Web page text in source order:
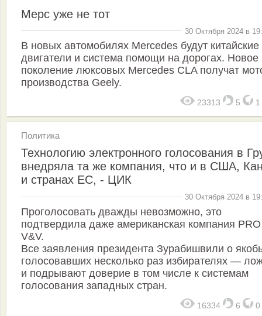
Мерс уже не тот
30 Октября 2024 в
В новых автомобилях Mercedes будут китайские
двигатели и система помощи на дорогах. Новое
поколение люксовых Mercedes CLA получат
производства Geely.
23313 5 1
Политика
Технологию электронного голосования в
внедряла та же компания, что и в США,
и странах ЕС, - ЦИК
30 Октября 2024 в
Проголосовать дважды невозможно, это
подтвердила даже американская компания PRO
V&V.
Все заявления президента Зурабишвили о
голосовавших несколько раз избирателях —
и подрывают доверие в том числе к системам
голосования западных стран.
16334 6 0